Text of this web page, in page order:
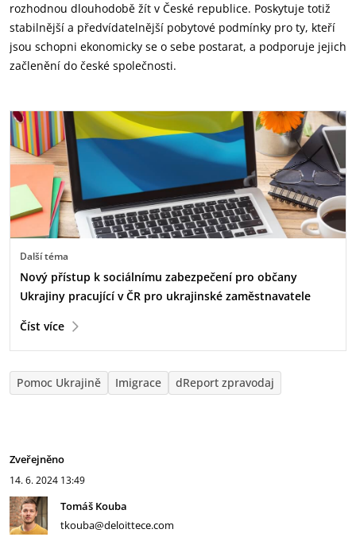
rozhodnou dlouhodobě žít v České republice. Poskytuje totiž
stabilnější a předvídatelnější pobytové podmínky pro ty, kteří
jsou schopni ekonomicky se o sebe postarat, a podporuje jejich
začlenění do české společnosti.
Další téma
Nový přístup k sociálnímu zabezpečení pro občany
Ukrajiny pracující v ČR pro ukrajinské zaměstnavatele
Číst více
Pomoc Ukrajině Imigrace dReport zpravodaj
Zveřejněno
14. 6. 2024 13:49
Tomáš Kouba
tkouba@deloittece.com